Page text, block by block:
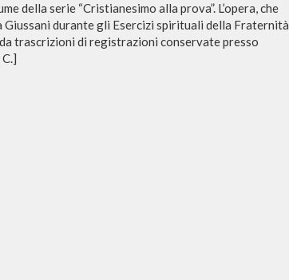
della serie “Cristianesimo alla prova”. L’opera, che
durante gli Esercizi spirituali della Fraternità
trascrizioni di registrazioni conservate presso